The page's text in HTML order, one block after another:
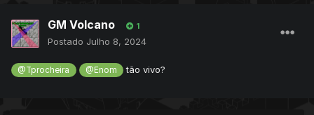
GM Volcano 1
Postado Julho 8, 2024
@Tprocheira @Enom tão vivo?